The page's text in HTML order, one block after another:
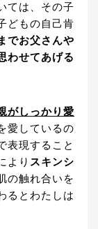
ては、その子
どもの自己肯
でお父さんや
わせてあげる
がしっかり愛
愛しているの
表現すること
より スキンシ
の触れ合いを
るとわたしは